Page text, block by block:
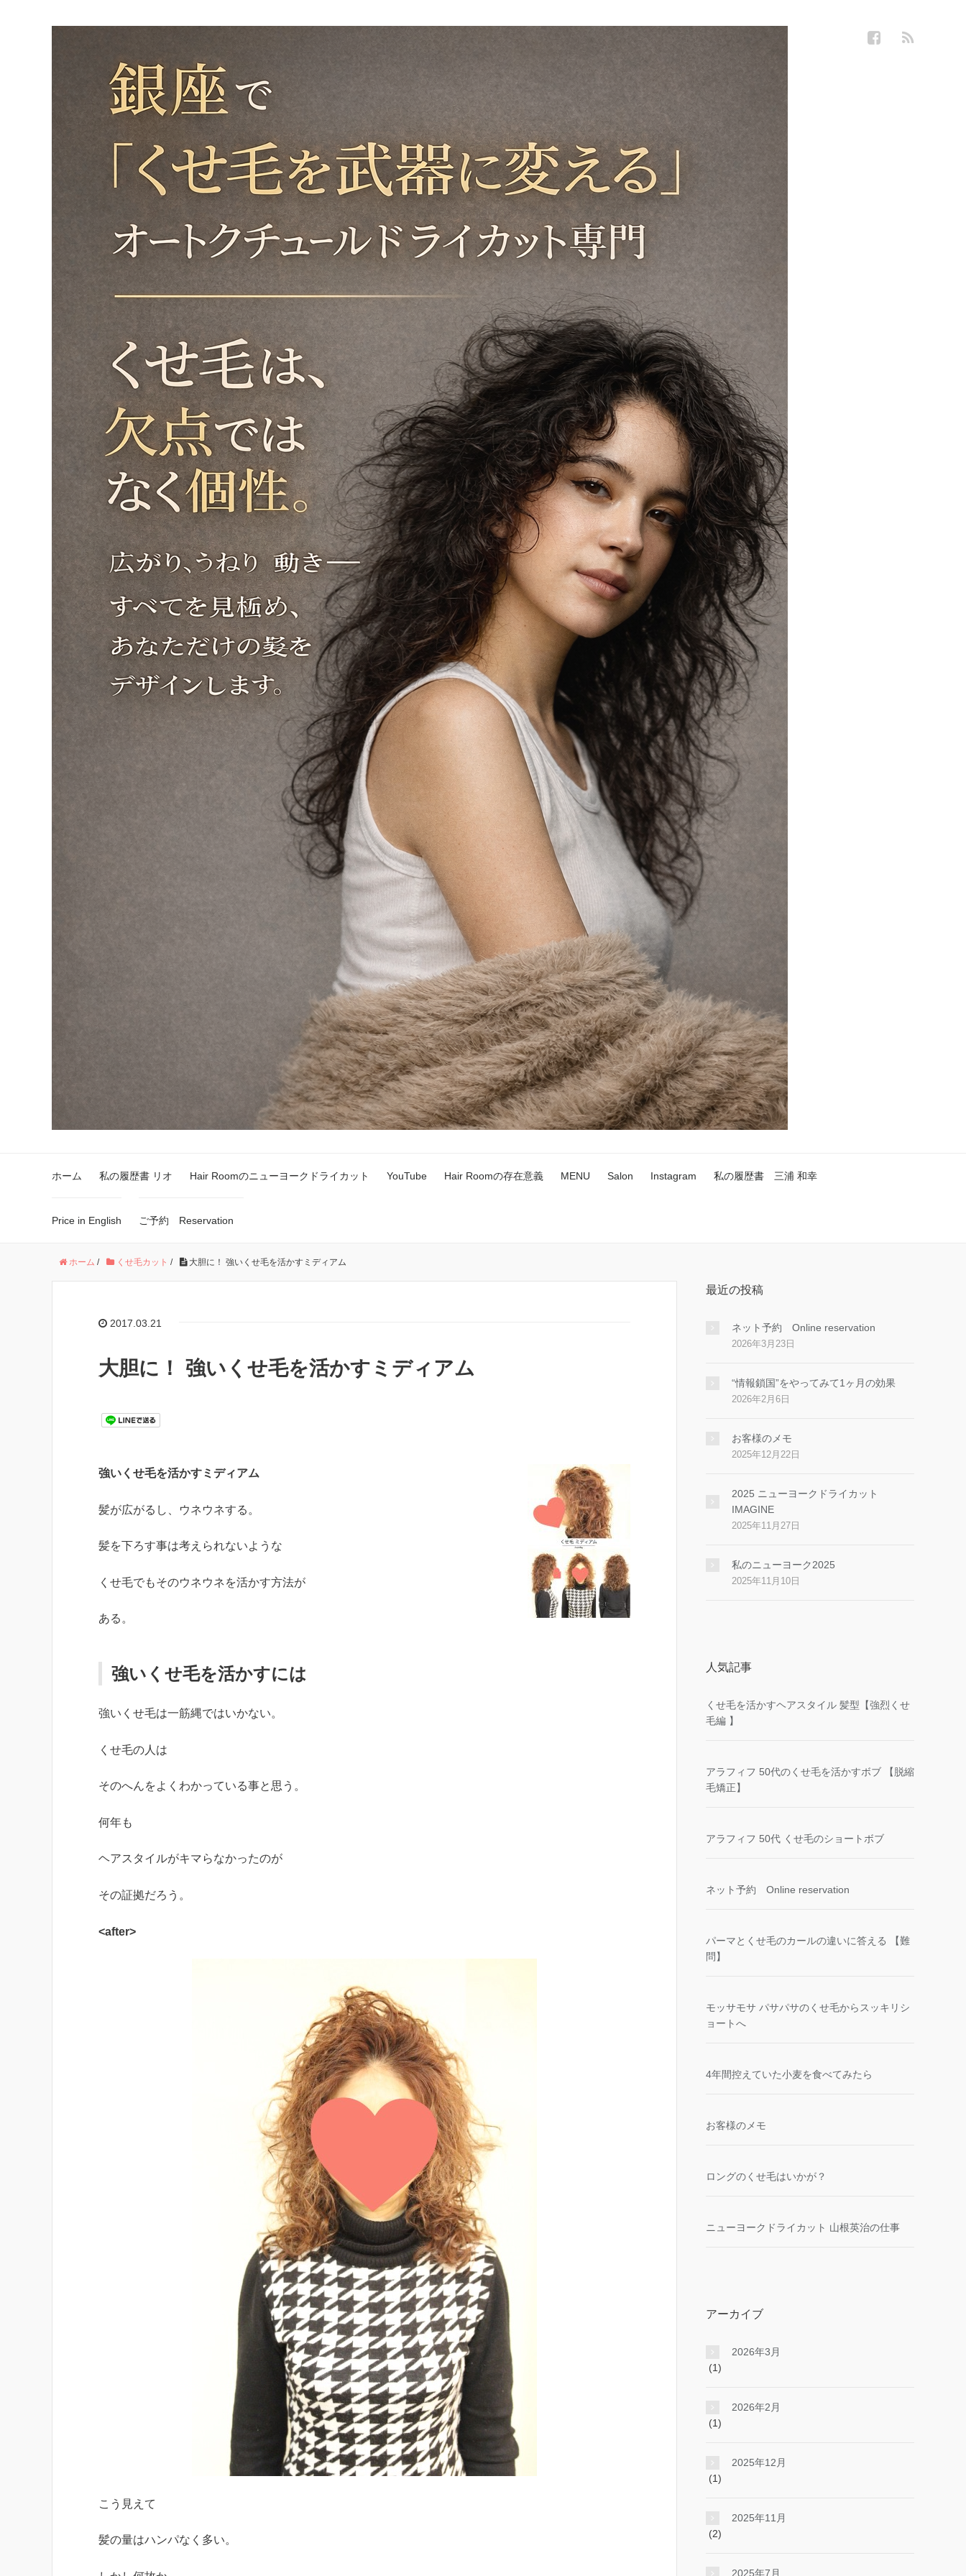
ホーム 私の履歴書 リオ Hair Roomのニューヨークドライカット YouTube Hair Roomの存在意義 MENU Salon Instagram 私の履歴書 三浦 和幸
Price in English ご予約 Reservation
ホーム / くせ毛カット / 大胆に！ 強いくせ毛を活かすミディアム
2017.03.21
大胆に！ 強いくせ毛を活かすミディアム
強いくせ毛を活かすミディアム
髪が広がるし、ウネウネする。
髪を下ろす事は考えられないような
くせ毛でもそのウネウネを活かす方法が
ある。
強いくせ毛を活かすには
強いくせ毛は一筋縄ではいかない。
くせ毛の人は
そのへんをよくわかっている事と思う。
何年も
ヘアスタイルがキマらなかったのが
その証拠だろう。
<after>
こう見えて
髪の量はハンパなく多い。
最近の投稿
ネット予約 Online reservation
2026年3月23日
“情報鎖国”をやってみて1ヶ月の効果
2026年2月6日
お客様のメモ
2025年12月22日
2025 ニューヨークドライカット
IMAGINE
2025年11月27日
私のニューヨーク2025
2025年11月10日
人気記事
くせ毛を活かすヘアスタイル 髪型【強烈くせ
毛編 】
アラフィフ 50代のくせ毛を活かすボブ 【脱縮
毛矯正】
アラフィフ 50代 くせ毛のショートボブ
ネット予約 Online reservation
パーマとくせ毛のカールの違いに答える 【難
問】
モッサモサ パサパサのくせ毛からスッキリシ
ョートへ
4年間控えていた小麦を食べてみたら
お客様のメモ
ロングのくせ毛はいかが？
ニューヨークドライカット 山根英治の仕事
アーカイブ
2026年3月
(1)
2026年2月
(1)
2025年12月
(1)
2025年11月
(2)
2025年7月